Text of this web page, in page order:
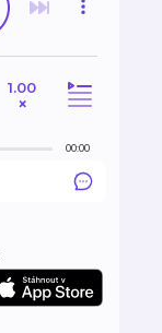
1.00
×
00:00